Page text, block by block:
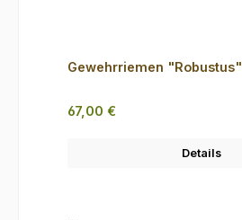
Gewehrriemen "Robustus"
Regulärer Preis:
67,00 €
Details